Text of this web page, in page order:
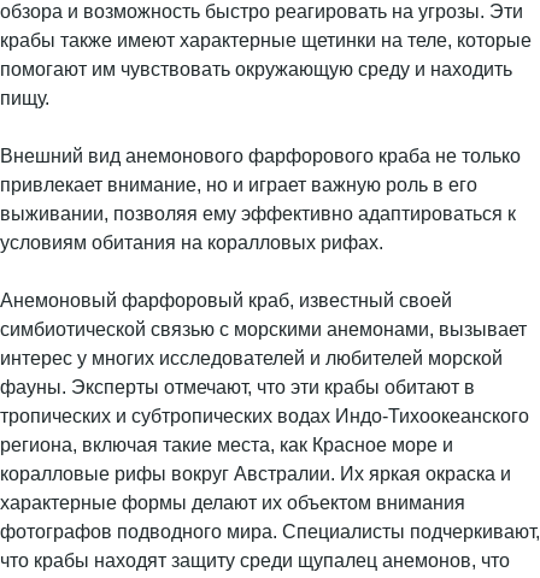
обзора и возможность быстро реагировать на угрозы. Эти
крабы также имеют характерные щетинки на теле, которые
помогают им чувствовать окружающую среду и находить
пищу.
Внешний вид анемонового фарфорового краба не только
привлекает внимание, но и играет важную роль в его
выживании, позволяя ему эффективно адаптироваться к
условиям обитания на коралловых рифах.
Анемоновый фарфоровый краб, известный своей
симбиотической связью с морскими анемонами, вызывает
интерес у многих исследователей и любителей морской
фауны. Эксперты отмечают, что эти крабы обитают в
тропических и субтропических водах Индо-Тихоокеанского
региона, включая такие места, как Красное море и
коралловые рифы вокруг Австралии. Их яркая окраска и
характерные формы делают их объектом внимания
фотографов подводного мира. Специалисты подчеркивают,
что крабы находят защиту среди щупалец анемонов, что